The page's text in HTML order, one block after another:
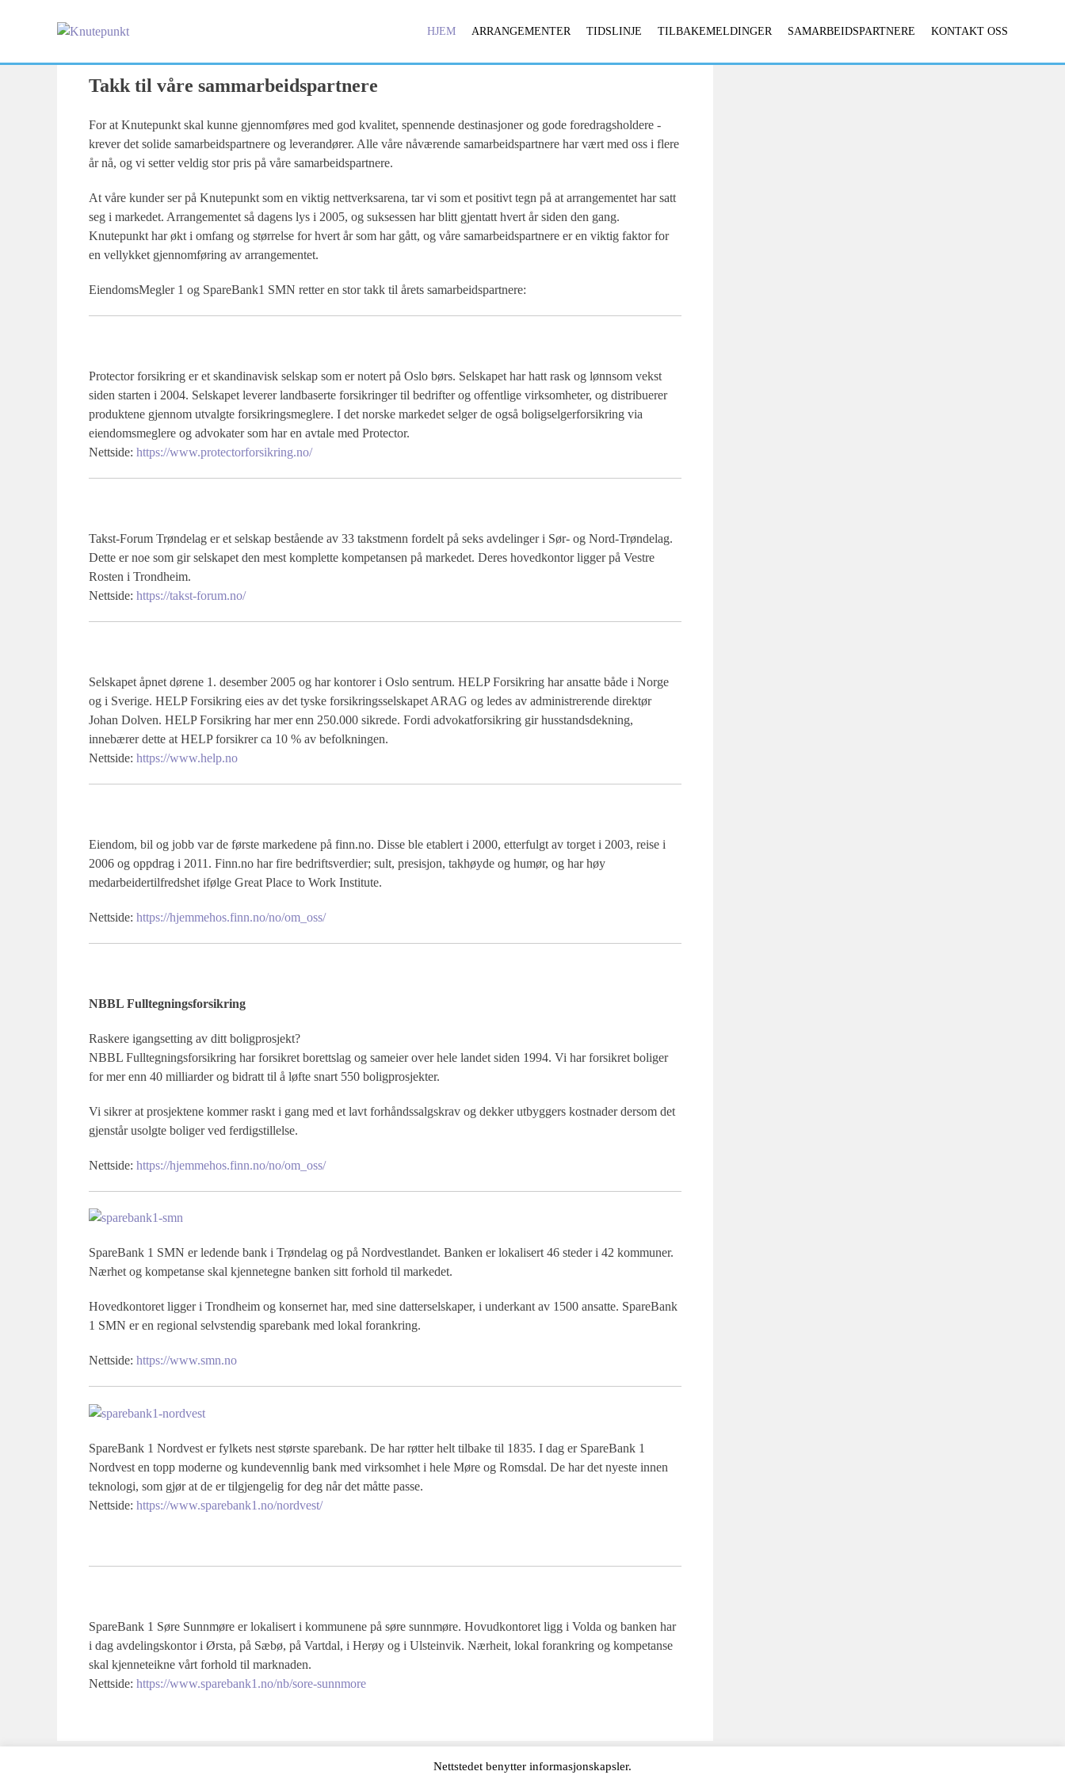
HJEM ARRANGEMENTER TIDSLINJE TILBAKEMELDINGER SAMARBEIDSPARTNERE KONTAKT OSS
Takk til våre sammarbeidspartnere
For at Knutepunkt skal kunne gjennomføres med god kvalitet, spennende destinasjoner og gode foredragsholdere -
krever det solide samarbeidspartnere og leverandører. Alle våre nåværende samarbeidspartnere har vært med oss i flere
år nå, og vi setter veldig stor pris på våre samarbeidspartnere.
At våre kunder ser på Knutepunkt som en viktig nettverksarena, tar vi som et positivt tegn på at arrangementet har satt
seg i markedet. Arrangementet så dagens lys i 2005, og suksessen har blitt gjentatt hvert år siden den gang.
Knutepunkt har økt i omfang og størrelse for hvert år som har gått, og våre samarbeidspartnere er en viktig faktor for
en vellykket gjennomføring av arrangementet.
EiendomsMegler 1 og SpareBank1 SMN retter en stor takk til årets samarbeidspartnere:
Protector forsikring er et skandinavisk selskap som er notert på Oslo børs. Selskapet har hatt rask og lønnsom vekst
siden starten i 2004. Selskapet leverer landbaserte forsikringer til bedrifter og offentlige virksomheter, og distribuerer
produktene gjennom utvalgte forsikringsmeglere. I det norske markedet selger de også boligselgerforsikring via
eiendomsmeglere og advokater som har en avtale med Protector.
Nettside: https://www.protectorforsikring.no/
Takst-Forum Trøndelag er et selskap bestående av 33 takstmenn fordelt på seks avdelinger i Sør- og Nord-Trøndelag.
Dette er noe som gir selskapet den mest komplette kompetansen på markedet. Deres hovedkontor ligger på Vestre
Rosten i Trondheim.
Nettside: https://takst-forum.no/
Selskapet åpnet dørene 1. desember 2005 og har kontorer i Oslo sentrum. HELP Forsikring har ansatte både i Norge
og i Sverige. HELP Forsikring eies av det tyske forsikringsselskapet ARAG og ledes av administrerende direktør
Johan Dolven. HELP Forsikring har mer enn 250.000 sikrede. Fordi advokatforsikring gir husstandsdekning,
innebærer dette at HELP forsikrer ca 10 % av befolkningen.
Nettside: https://www.help.no
Eiendom, bil og jobb var de første markedene på finn.no. Disse ble etablert i 2000, etterfulgt av torget i 2003, reise i
2006 og oppdrag i 2011. Finn.no har fire bedriftsverdier; sult, presisjon, takhøyde og humør, og har høy
medarbeidertilfredshet ifølge Great Place to Work Institute.
Nettside: https://hjemmehos.finn.no/no/om_oss/
NBBL Fulltegningsforsikring
Raskere igangsetting av ditt boligprosjekt?
NBBL Fulltegningsforsikring har forsikret borettslag og sameier over hele landet siden 1994. Vi har forsikret boliger
for mer enn 40 milliarder og bidratt til å løfte snart 550 boligprosjekter.
Vi sikrer at prosjektene kommer raskt i gang med et lavt forhåndssalgskrav og dekker utbyggers kostnader dersom det
gjenstår usolgte boliger ved ferdigstillelse.
Nettside: https://hjemmehos.finn.no/no/om_oss/
SpareBank 1 SMN er ledende bank i Trøndelag og på Nordvestlandet. Banken er lokalisert 46 steder i 42 kommuner.
Nærhet og kompetanse skal kjennetegne banken sitt forhold til markedet.
Hovedkontoret ligger i Trondheim og konsernet har, med sine datterselskaper, i underkant av 1500 ansatte. SpareBank
1 SMN er en regional selvstendig sparebank med lokal forankring.
Nettside: https://www.smn.no
SpareBank 1 Nordvest er fylkets nest største sparebank. De har røtter helt tilbake til 1835. I dag er SpareBank 1
Nordvest en topp moderne og kundevennlig bank med virksomhet i hele Møre og Romsdal. De har det nyeste innen
teknologi, som gjør at de er tilgjengelig for deg når det måtte passe.
Nettside: https://www.sparebank1.no/nordvest/
SpareBank 1 Søre Sunnmøre er lokalisert i kommunene på søre sunnmøre. Hovudkontoret ligg i Volda og banken har
i dag avdelingskontor i Ørsta, på Sæbø, på Vartdal, i Herøy og i Ulsteinvik. Nærheit, lokal forankring og kompetanse
skal kjenneteikne vårt forhold til marknaden.
Nettside: https://www.sparebank1.no/nb/sore-sunnmore
Nettstedet benytter informasjonskapsler.